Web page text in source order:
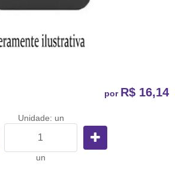
por R$ 16,14
Unidade: un
un